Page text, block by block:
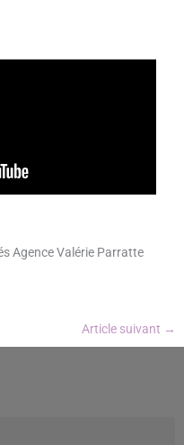
Agence Valérie Parratte
Article suivant →